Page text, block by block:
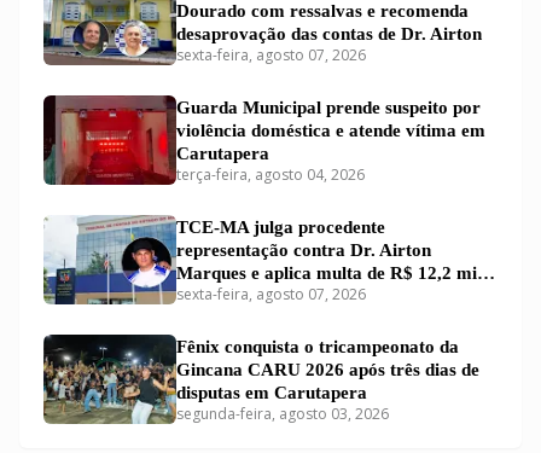
Dourado com ressalvas e recomenda
desaprovação das contas de Dr. Airton
sexta-feira, agosto 07, 2026
Guarda Municipal prende suspeito por
violência doméstica e atende vítima em
Carutapera
terça-feira, agosto 04, 2026
TCE-MA julga procedente
representação contra Dr. Airton
Marques e aplica multa de R$ 12,2 mil
por falhas em relatório fiscal
sexta-feira, agosto 07, 2026
Fênix conquista o tricampeonato da
Gincana CARU 2026 após três dias de
disputas em Carutapera
segunda-feira, agosto 03, 2026